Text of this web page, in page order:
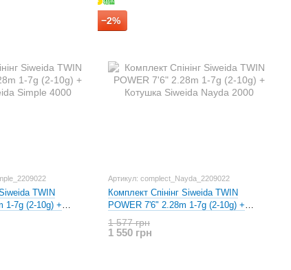
TWIN
1-7g (2-10g) +
4000
−2%
Артикул: complect_Nayda_2209022
Комплект Спінінг Siweida TWIN
POWER 7'6" 2.28m 1-7g (2-10g) +
Котушка Siweida Nayda 2000
1 577 грн
1 550 грн